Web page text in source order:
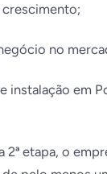
no
instalação em
2ª etapa, o